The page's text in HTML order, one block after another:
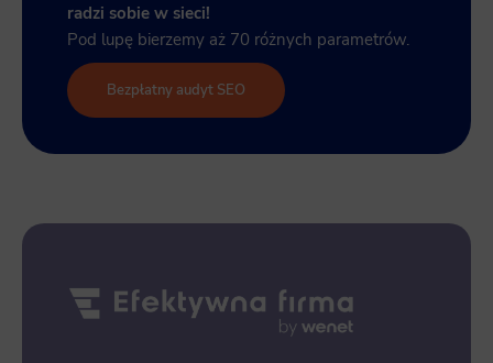
radzi sobie w sieci!
Pod lupę bierzemy aż 70 różnych parametrów.
Bezpłatny audyt SEO